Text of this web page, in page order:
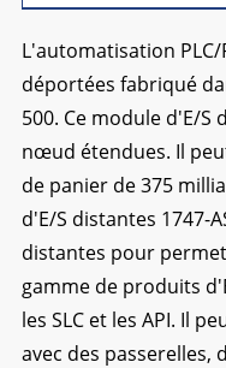
L'automatisation PLC/
déportées fabriqué
500. Ce module d'E/S
nœud étendues. Il
de panier de 375
d'E/S distantes 1747-
distantes pour
gamme de produits
les SLC et les API. Il
avec des passerelles,